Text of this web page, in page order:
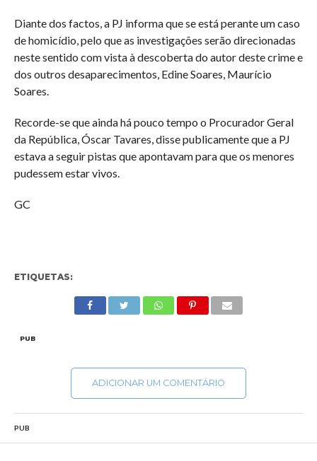
Diante dos factos, a PJ informa que se está perante um caso
de homicídio, pelo que as investigações serão direcionadas
neste sentido com vista à descoberta do autor deste crime e
dos outros desaparecimentos, Edine Soares, Maurício
Soares.
Recorde-se que ainda há pouco tempo o Procurador Geral
da República, Óscar Tavares, disse publicamente que a PJ
estava a seguir pistas que apontavam para que os menores
pudessem estar vivos.
GC
ETIQUETAS:
PUB
ADICIONAR UM COMENTÁRIO
PUB